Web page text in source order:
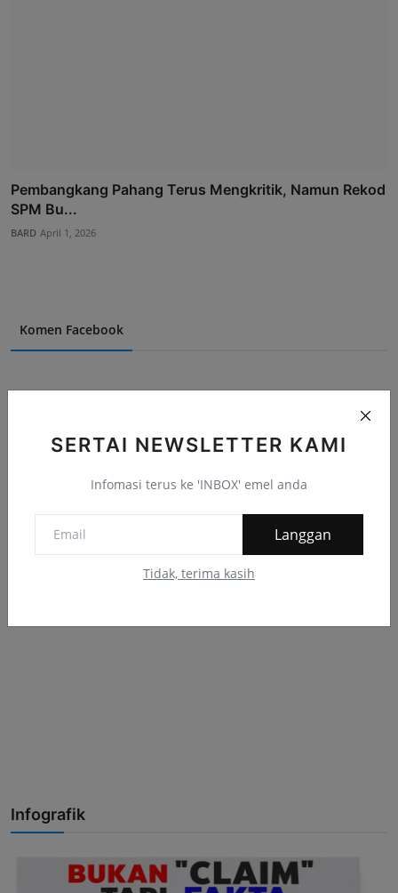
SERTAI NEWSLETTER KAMI
Infomasi terus ke 'INBOX' emel anda
Langgan
Tidak, terima kasih
Pembangkang Pahang Terus Mengkritik, Namun Rekod
SPM Bu...
BARD April 1, 2026
Komen Facebook
Infografik